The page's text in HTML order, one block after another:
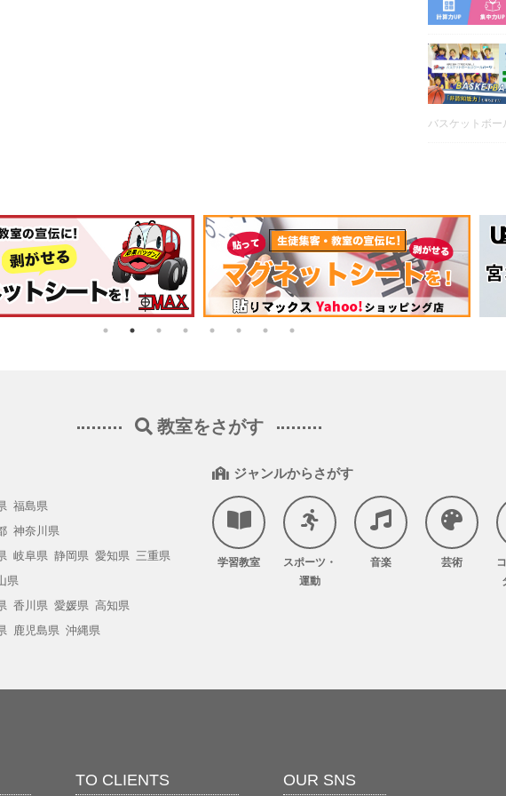
バスケットボー
教室をさがす
福島県
神奈川県
岐阜県 静岡県 愛知県 三重県
県
香川県 愛媛県 高知県
鹿児島県 沖縄県
ジャンルからさがす
学習教室
スポーツ・
運動
音楽 芸術
TO CLIENTS OUR SNS